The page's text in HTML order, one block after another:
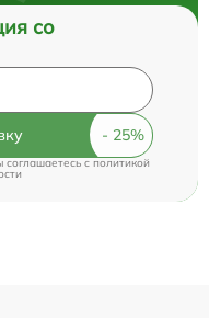
со
соглашаетесь cполитикой